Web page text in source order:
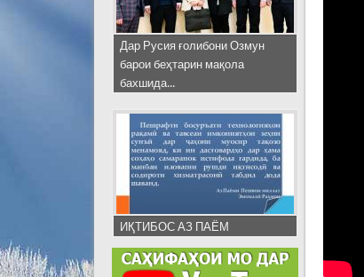
Дар Русия ғолибони Озмун
барои беҳтарин мақола
бахшида...
ИҚТИБОС АЗ ПАЁМ